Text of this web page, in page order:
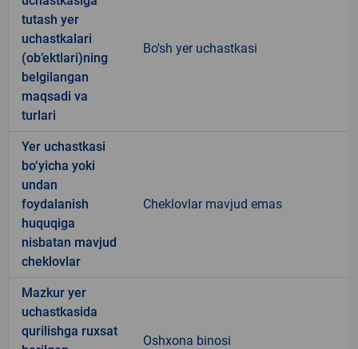
tutash yer
uchastkalari
(ob’ektlari)ning
belgilangan
maqsadi va
turlari
Bo'sh yer uchastkasi
Yer uchastkasi
bo‘yicha yoki
undan
foydalanish
huquqiga
nisbatan mavjud
cheklovlar
Cheklovlar mavjud emas
Mazkur yer
uchastkasida
qurilishga ruxsat
Oshxona binosi